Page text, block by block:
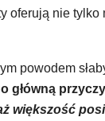
oferują nie
powodem
główną
większość